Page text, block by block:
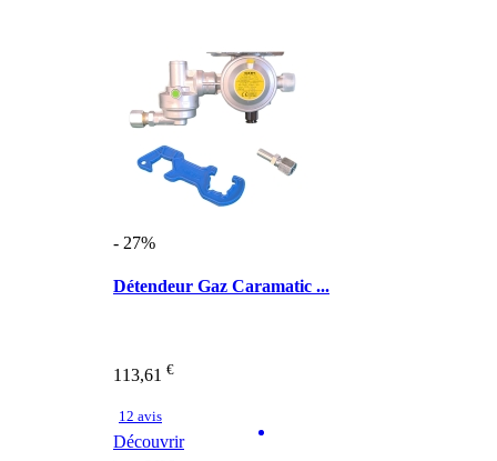
- 27%
Détendeur Gaz Caramatic ...
113,61 €
12 avis
Découvrir